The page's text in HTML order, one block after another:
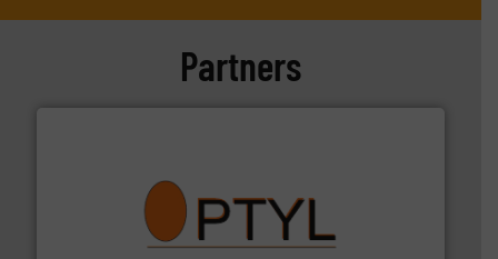
Partners
aanspreekpunt voor uw vragen omtrent stof.